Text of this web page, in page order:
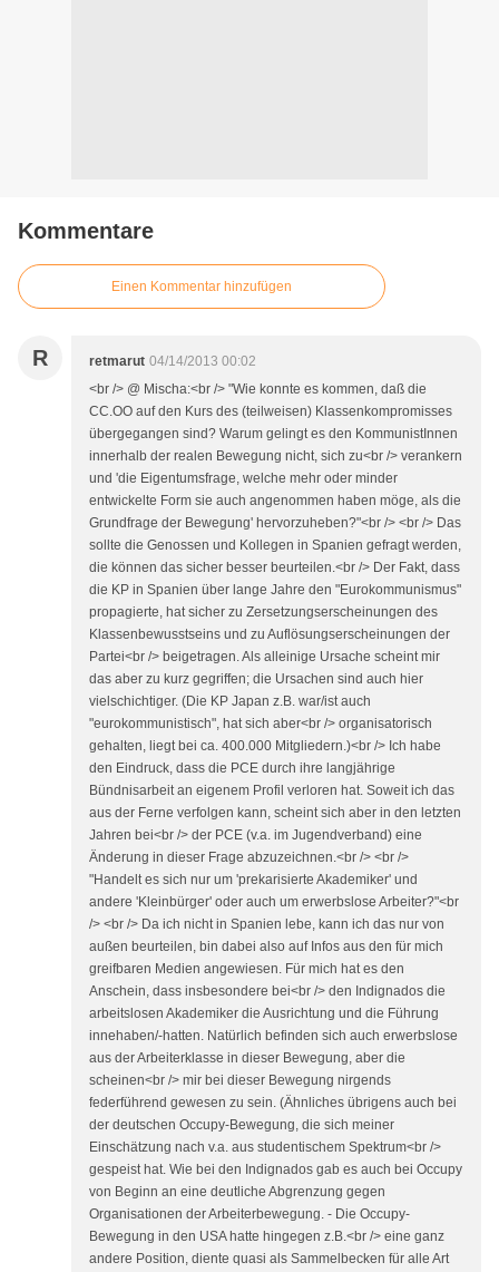
Kommentare
Einen Kommentar hinzufügen
R retmarut 04/14/2013 00:02
<br /> @ Mischa:<br /> "Wie konnte es kommen, daß die
CC.OO auf den Kurs des (teilweisen) Klassenkompromisses
übergegangen sind? Warum gelingt es den KommunistInnen
innerhalb der realen Bewegung nicht, sich zu<br /> verankern
und 'die Eigentumsfrage, welche mehr oder minder
entwickelte Form sie auch angenommen haben möge, als die
Grundfrage der Bewegung' hervorzuheben?"<br /> <br /> Das
sollte die Genossen und Kollegen in Spanien gefragt werden,
die können das sicher besser beurteilen.<br /> Der Fakt, dass
die KP in Spanien über lange Jahre den "Eurokommunismus"
propagierte, hat sicher zu Zersetzungserscheinungen des
Klassenbewusstseins und zu Auflösungserscheinungen der
Partei<br /> beigetragen. Als alleinige Ursache scheint mir
das aber zu kurz gegriffen; die Ursachen sind auch hier
vielschichtiger. (Die KP Japan z.B. war/ist auch
"eurokommunistisch", hat sich aber<br /> organisatorisch
gehalten, liegt bei ca. 400.000 Mitgliedern.)<br /> Ich habe
den Eindruck, dass die PCE durch ihre langjährige
Bündnisarbeit an eigenem Profil verloren hat. Soweit ich das
aus der Ferne verfolgen kann, scheint sich aber in den letzten
Jahren bei<br /> der PCE (v.a. im Jugendverband) eine
Änderung in dieser Frage abzuzeichnen.<br /> <br />
"Handelt es sich nur um 'prekarisierte Akademiker' und
andere 'Kleinbürger' oder auch um erwerbslose Arbeiter?"<br
/> <br /> Da ich nicht in Spanien lebe, kann ich das nur von
außen beurteilen, bin dabei also auf Infos aus den für mich
greifbaren Medien angewiesen. Für mich hat es den
Anschein, dass insbesondere bei<br /> den Indignados die
arbeitslosen Akademiker die Ausrichtung und die Führung
innehaben/-hatten. Natürlich befinden sich auch erwerbslose
aus der Arbeiterklasse in dieser Bewegung, aber die
scheinen<br /> mir bei dieser Bewegung nirgends
federführend gewesen zu sein. (Ähnliches übrigens auch bei
der deutschen Occupy-Bewegung, die sich meiner
Einschätzung nach v.a. aus studentischem Spektrum<br />
gespeist hat. Wie bei den Indignados gab es auch bei Occupy
von Beginn an eine deutliche Abgrenzung gegen
Organisationen der Arbeiterbewegung. - Die Occupy-
Bewegung in den USA hatte hingegen z.B.<br /> eine ganz
andere Position, diente quasi als Sammelbecken für alle Art